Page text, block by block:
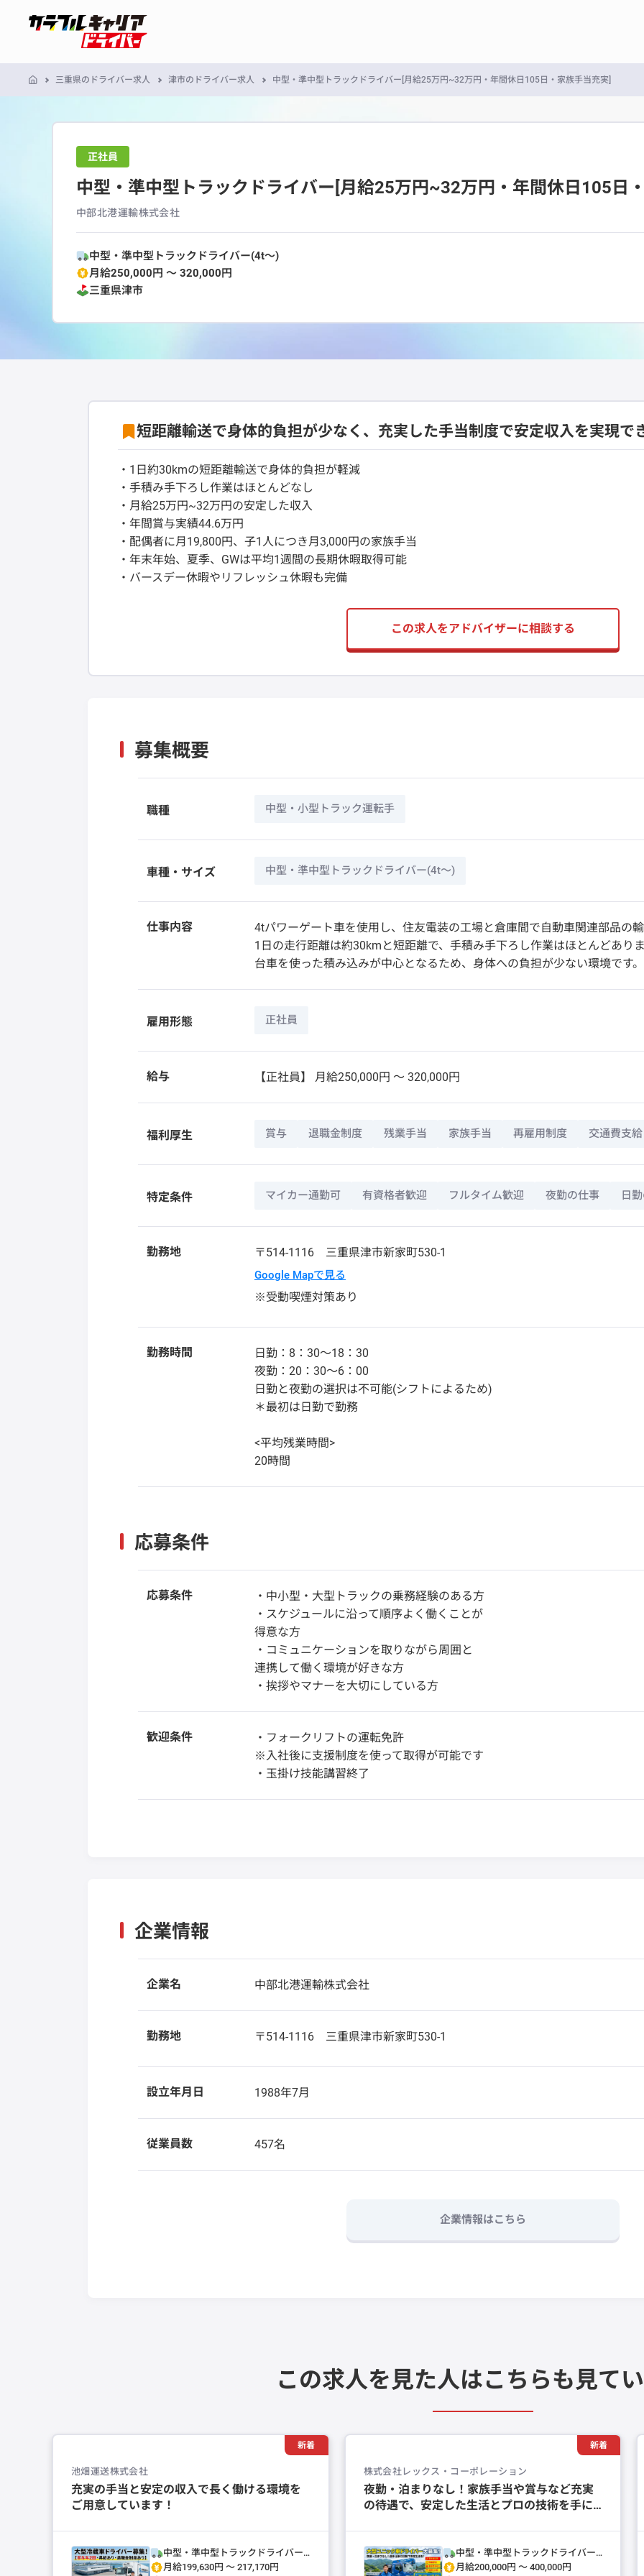
三重県のドライバー求人 津市のドライバー求人 中型・準中型トラックドライバー[月給25万円~32万円・年間休日105日・家族手当充実]
正社員
中型・準中型トラックドライバー[月給25万円~32万円・年間休日105日
中部北港運輸株式会社
中型・準中型トラックドライバー(4t～)
月給250,000円 〜 320,000円
三重県津市
短距離輸送で身体的負担が少なく、充実した手当制度で安定収入を実現で
・1日約30kmの短距離輸送で身体的負担が軽減
・手積み手下ろし作業はほとんどなし
・月給25万円~32万円の安定した収入
・年間賞与実績44.6万円
・配偶者に月19,800円、子1人につき月3,000円の家族手当
・年末年始、夏季、GWは平均1週間の長期休暇取得可能
・バースデー休暇やリフレッシュ休暇も完備
この求人をアドバイザーに相談する
募集概要
職種 中型・小型トラック運転手
車種・サイズ 中型・準中型トラックドライバー(4t～)
仕事内容
4tパワーゲート車を使用し、住友電装の工場と倉庫間で自動車関連部品の
1日の走行距離は約30kmと短距離で、手積み手下ろし作業はほとんどあり
台車を使った積み込みが中心となるため、身体への負担が少ない環境です。
雇用形態 正社員
給与 【正社員】 月給250,000円 〜 320,000円
福利厚生 賞与 退職金制度 残業手当 家族手当 再雇用制度 交通費支給
特定条件 マイカー通勤可 有資格者歓迎 フルタイム歓迎 夜勤の仕事 日
勤務地 〒514-1116 三重県津市新家町530-1
Google Mapで見る
※受動喫煙対策あり
勤務時間
日勤：8：30～18：30
夜勤：20：30～6：00
日勤と夜勤の選択は不可能(シフトによるため)
＊最初は日勤で勤務
<平均残業時間>
20時間
応募条件
応募条件
・中小型・大型トラックの乗務経験のある方
・スケジュールに沿って順序よく働くことが
得意な方
・コミュニケーションを取りながら周囲と
連携して働く環境が好きな方
・挨拶やマナーを大切にしている方
歓迎条件
・フォークリフトの運転免許
※入社後に支援制度を使って取得が可能です
・玉掛け技能講習終了
企業情報
企業名 中部北港運輸株式会社
勤務地 〒514-1116 三重県津市新家町530-1
設立年月日 1988年7月
従業員数 457名
企業情報はこちら
この求人を見た人はこちらも見て
新着
池畑運送株式会社
充実の手当と安定の収入で長く働ける環境を
ご用意しています！
中型・準中型トラックドライバー
(4t～)
月給199,630円 〜 217,170円
新着
株式会社レックス・コーポレーション
夜勤・泊まりなし！家族手当や賞与など充実
の待遇で、安定した生活とプロの技術を手に
中型・準中型トラックドライバー
(4t～)
月給200,000円 〜 400,000円